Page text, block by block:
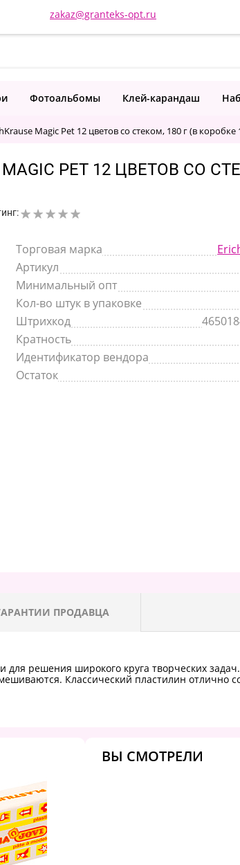
zakaz@granteks-opt.ru
Фотоальбомы Клей-карандаш
Magic Pet 12 цветов со стеком, 180 г (в коробке
PET 12 ЦВЕТОВ СО
Торговая марка
Артикул
Минимальный опт
Кол-во штук в упаковке
Штрихкод
Кратность
Идентификатор вендора
Остаток
ПРОДАВЦА
решения широкого круга творческих
Классический пластилин отлично
ВЫ СМОТРЕЛИ